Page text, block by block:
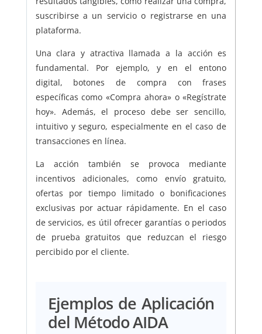
suscribirse a un servicio o registrarse en una
plataforma.
Una clara y atractiva llamada a la acción es
fundamental. Por ejemplo, y en el entono
digital, botones de compra con frases
específicas como «Compra ahora» o «Regístrate
hoy». Además, el proceso debe ser sencillo,
intuitivo y seguro, especialmente en el caso de
transacciones en línea.
La acción también se provoca mediante
incentivos adicionales, como envío gratuito,
ofertas por tiempo limitado o bonificaciones
exclusivas por actuar rápidamente. En el caso
de servicios, es útil ofrecer garantías o periodos
de prueba gratuitos que reduzcan el riesgo
percibido por el cliente.
Ejemplos de Aplicación
del Método AIDA